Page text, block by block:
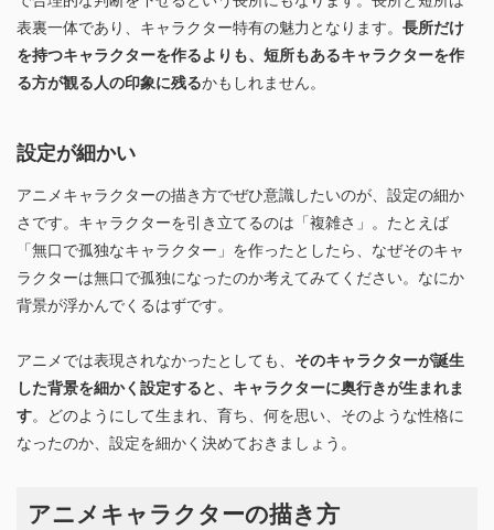
表裏一体であり、キャラクター特有の魅力となります。 長所だけ
を持つキャラクターを作るよりも、短所もあるキャラクターを作
る方が観る人の印象に残るかもしれません。
設定が細かい
アニメキャラクターの描き方でぜひ意識したいのが、設定の細か
さです。キャラクターを引き立てるのは「複雑さ」。たとえば
「無口で孤独なキャラクター」を作ったとしたら、なぜそのキャ
ラクターは無口で孤独になったのか考えてみてください。なにか
背景が浮かんでくるはずです。
アニメでは表現されなかったとしても、 そのキャラクターが誕生
した背景を細かく設定すると、キャラクターに奥行きが生まれま
す。どのようにして生まれ、育ち、何を思い、そのような性格に
なったのか、設定を細かく決めておきましょう。
アニメキャラクターの描き方